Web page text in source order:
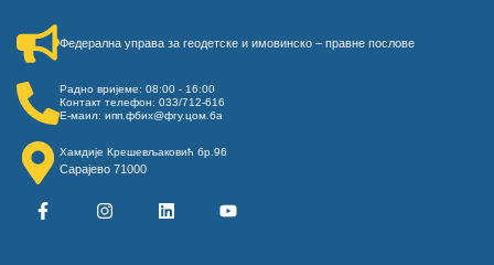
Федерална управа за геодетске и имовинско – правне послове​
Радно вријеме: 08:00 - 16:00
Контакт телефон: 033/712-616
Е-маил: ипп.фбих@фгу.цом.ба
Хамдије Крешевљаковић бр.96
Сарајево 71000